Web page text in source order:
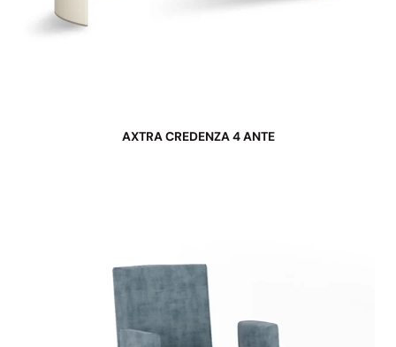
AXTRA CREDENZA 4 ANTE